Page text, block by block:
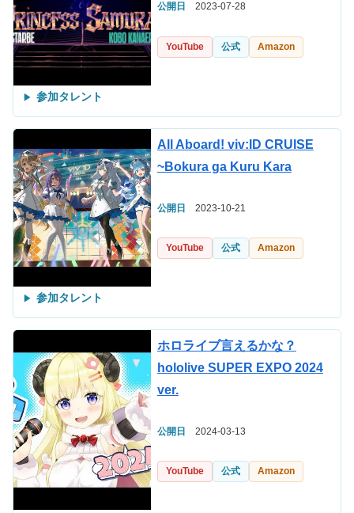
公開日 2023-07-28
YouTube 公式 Amazon
参加タレント
All Aboard! viv:ID CRUISE
~Bokura ga Kuru Kara
公開日 2023-10-21
YouTube 公式 Amazon
参加タレント
ホロライブ言えるかな？
hololive SUPER EXPO 2024
ver.
公開日 2024-03-13
YouTube 公式 Amazon